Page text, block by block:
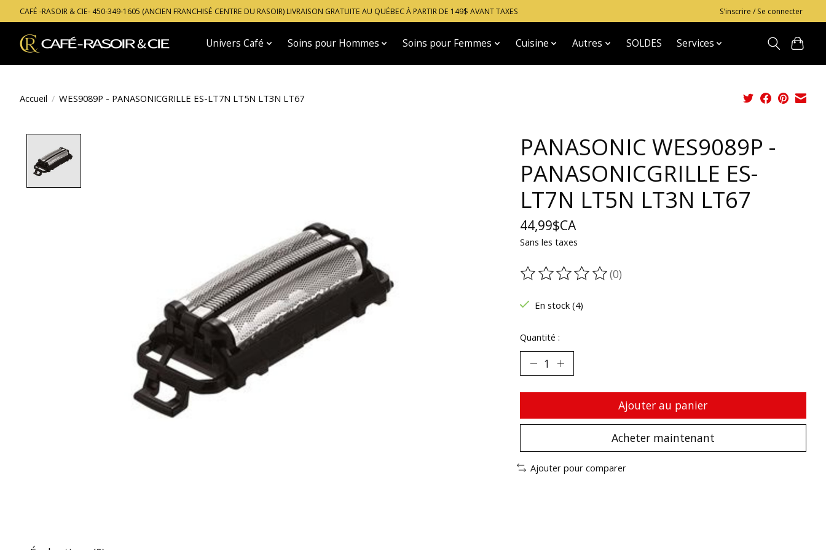
CAFÉ -RASOIR & CIE- 450-349-1605 (ANCIEN FRANCHISÉ CENTRE DU RASOIR) LIVRAISON GRATUITE AU QUÉBEC À PARTIR DE 149$ AVANT TAXES S’inscrire / Se connecter
Univers Café Soins pour Hommes Soins pour Femmes Cuisine Autres SOLDES Services
Accueil / WES9089P - PANASONICGRILLE ES-LT7N LT5N LT3N LT67
PANASONIC WES9089P -
PANASONICGRILLE ES-
LT7N LT5N LT3N LT67
44,99$CA
Sans les taxes
Ce produit est évalué à
(0)
En stock (4)
Quantité :
Ajouter au panier
Acheter maintenant
Ajouter pour comparer